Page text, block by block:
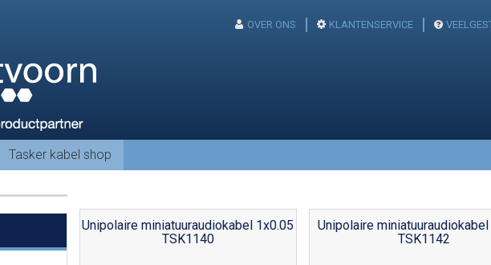
OVER ONS KLANTENSERVICE
Tasker kabel shop
Unipolaire miniatuuraudiokabel 1x0.05
TSK1140
Unipolaire
TSK1142